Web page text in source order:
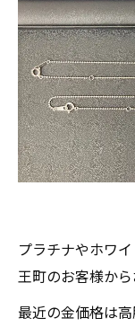
プラチナやホワ
王町のお客様か
最近の金価格は